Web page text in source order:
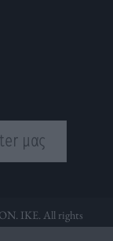
μας
ΙΚΕ. All rights